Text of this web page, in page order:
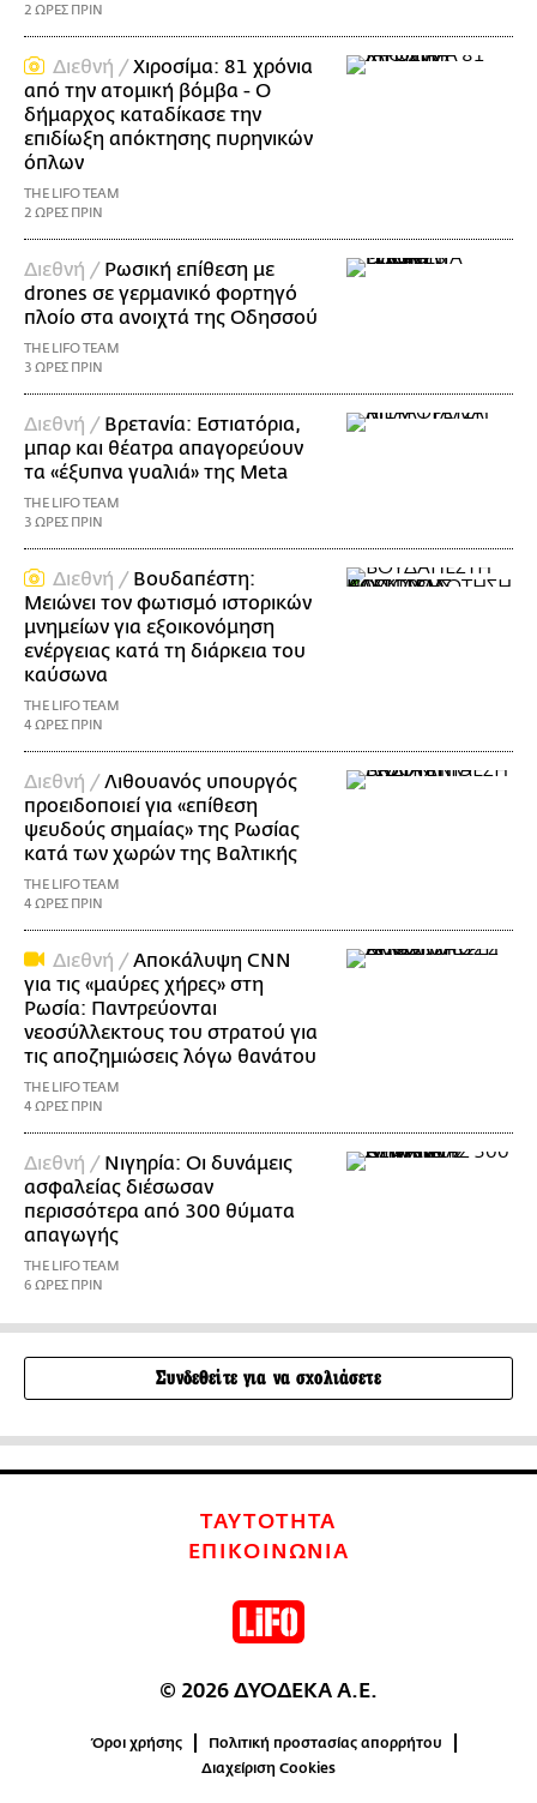
2 ΩΡΕΣ ΠΡΙΝ
Διεθνή /Χιροσίμα: 81 χρόνια
από την ατομική βόμβα - Ο
δήμαρχος καταδίκασε την
επιδίωξη απόκτησης πυρηνικών
όπλων
THE LIFO TEAM
2 ΩΡΕΣ ΠΡΙΝ
Διεθνή / Ρωσική επίθεση με
drones σε γερμανικό φορτηγό
πλοίο στα ανοιχτά της Οδησσού
THE LIFO TEAM
3 ΩΡΕΣ ΠΡΙΝ
Διεθνή / Βρετανία: Εστιατόρια,
μπαρ και θέατρα απαγορεύουν
τα «έξυπνα γυαλιά» της Meta
THE LIFO TEAM
3 ΩΡΕΣ ΠΡΙΝ
Διεθνή / Βουδαπέστη:
Μειώνει τον φωτισμό ιστορικών
μνημείων για εξοικονόμηση
ενέργειας κατά τη διάρκεια του
καύσωνα
THE LIFO TEAM
4 ΩΡΕΣ ΠΡΙΝ
Διεθνή /Λιθουανός υπουργός
προειδοποιεί για «επίθεση
ψευδούς σημαίας» της Ρωσίας
κατά των χωρών της Βαλτικής
THE LIFO TEAM
4 ΩΡΕΣ ΠΡΙΝ
Διεθνή /Αποκάλυψη CNN
για τις «μαύρες χήρες» στη
Ρωσία: Παντρεύονται
νεοσύλλεκτους του στρατού για
τις αποζημιώσεις λόγω θανάτου
THE LIFO TEAM
4 ΩΡΕΣ ΠΡΙΝ
Διεθνή / Νιγηρία: Οι δυνάμεις
ασφαλείας διέσωσαν
περισσότερα από 300 θύματα
απαγωγής
THE LIFO TEAM
6 ΩΡΕΣ ΠΡΙΝ
Συνδεθείτε για να σχολιάσετε
ΤΑΥΤΟΤΗΤΑ
ΕΠΙΚΟΙΝΩΝΙΑ
© 2026 ΔΥΟΔΕΚΑ Α.Ε.
Όροι χρήσης
Πολιτική προστασίας απορρήτου
Διαχείριση Cookies